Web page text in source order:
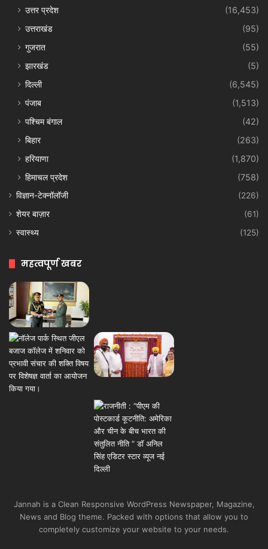
उत्तर प्रदेश
(16,453)
उत्तराखंड
(95)
गुजरात
(55)
झारखंड
(5)
दिल्ली
(6,545)
पंजाब
(1,513)
पश्चिम बंगाल
(42)
बिहार
(263)
हरियाणा
(1,870)
हिमाचल प्रदेश
(758)
विज्ञान-टेक्नॉलॉजी
(226)
शेयर बाज़ार
(61)
स्वास्थ्य
(125)
महत्वपूर्ण खबर
Jannah is a Clean Responsive WordPress Newspaper, Magazine,
News and Blog theme. Packed with options that allow you to
completely customize your website to your needs.